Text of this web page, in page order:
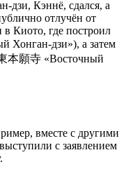
дзи, Кэннё, сдался, а
отлучён от
Киото, где построил
Хонган-дзи»), а затем
本願寺 «Восточный
вместе с другими
с заявлением